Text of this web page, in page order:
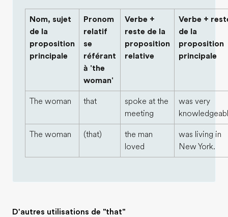
Nom, sujet
de la
proposition
principale
Pronom
relatif
se
référant
à 'the
woman'
Verbe +
reste de la
proposition
relative
Verbe +
de la
proposition
principale
The woman that
spoke at the
meeting
was very
The woman (that)
the man
loved
was living in
New York.
D'autres utilisations de "that"